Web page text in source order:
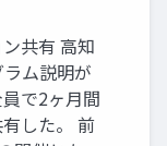
共有 高知
ム説明が
で2ヶ月間
した。 前